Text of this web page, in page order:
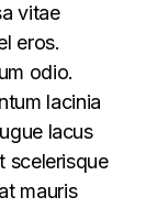
vitae
eros.
odio.
lacinia
lacus
scelerisque
mauris